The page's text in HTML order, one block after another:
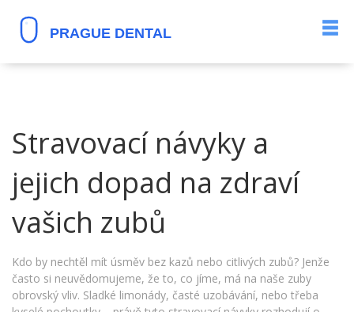
Stravovací návyky a
jejich dopad na zdraví
vašich zubů
Kdo by nechtěl mít úsměv bez kazů nebo citlivých zubů? Jenže
často si neuvědomujeme, že to, co jíme, má na naše zuby
obrovský vliv. Sladké limonády, časté uzobávání, nebo třeba